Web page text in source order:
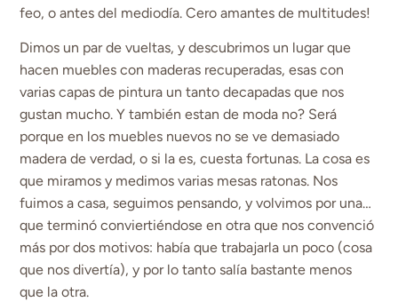
feo, o antes del mediodía. Cero amantes de multitudes!
Dimos un par de vueltas, y descubrimos un lugar que
hacen muebles con maderas recuperadas, esas con
varias capas de pintura un tanto decapadas que nos
gustan mucho. Y también estan de moda no? Será
porque en los muebles nuevos no se ve demasiado
madera de verdad, o si la es, cuesta fortunas. La cosa es
que miramos y medimos varias mesas ratonas. Nos
fuimos a casa, seguimos pensando, y volvimos por una…
que terminó conviertiéndose en otra que nos convenció
más por dos motivos: había que trabajarla un poco (cosa
que nos divertía), y por lo tanto salía bastante menos
que la otra.